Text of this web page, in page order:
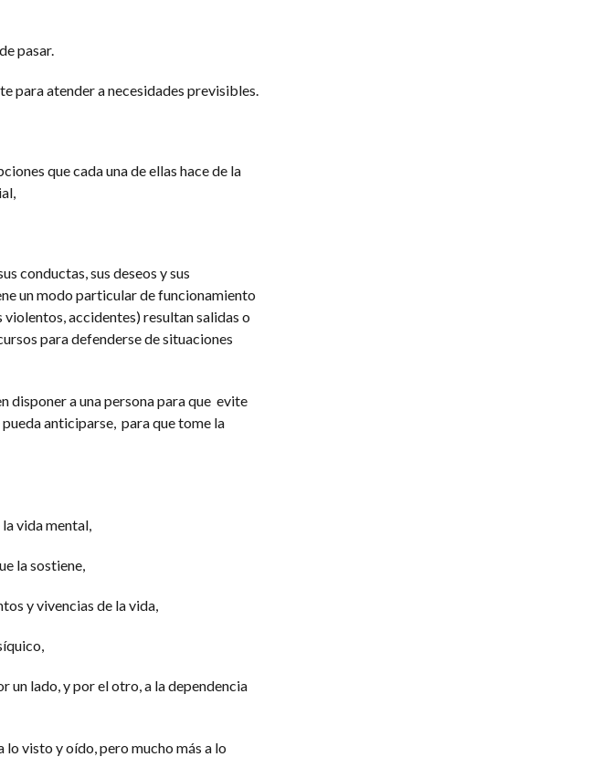
pasar.
para atender a necesidades previsibles.
que cada una de ellas hace de la
conductas, sus deseos y sus
un modo particular de funcionamiento
violentos, accidentes) resultan salidas o
para defenderse de situaciones
disponer a una persona para que evite
anticiparse, para que tome la
vida mental,
la sostiene,
y vivencias de la vida,
un lado, y por el otro, a la dependencia
visto y oído, pero mucho más a lo